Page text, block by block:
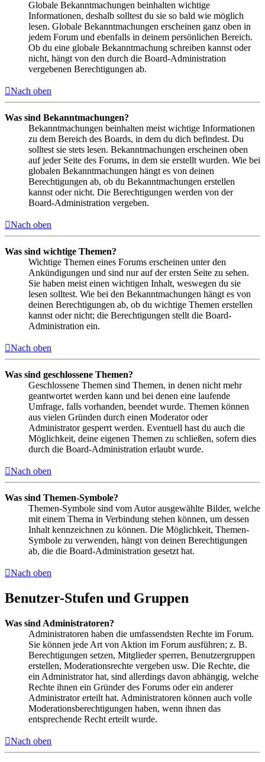
Globale Bekanntmachungen beinhalten wichtige
Informationen, deshalb solltest du sie so bald wie möglich
lesen. Globale Bekanntmachungen erscheinen ganz oben in
jedem Forum und ebenfalls in deinem persönlichen Bereich.
Ob du eine globale Bekanntmachung schreiben kannst oder
nicht, hängt von den durch die Board-Administration
vergebenen Berechtigungen ab.
Nach oben
Was sind Bekanntmachungen?
Bekanntmachungen beinhalten meist wichtige Informationen
zu dem Bereich des Boards, in dem du dich befindest. Du
solltest sie stets lesen. Bekanntmachungen erscheinen oben
auf jeder Seite des Forums, in dem sie erstellt wurden. Wie bei
globalen Bekanntmachungen hängt es von deinen
Berechtigungen ab, ob du Bekanntmachungen erstellen
kannst oder nicht. Die Berechtigungen werden von der
Board-Administration vergeben.
Nach oben
Was sind wichtige Themen?
Wichtige Themen eines Forums erscheinen unter den
Ankündigungen und sind nur auf der ersten Seite zu sehen.
Sie haben meist einen wichtigen Inhalt, weswegen du sie
lesen solltest. Wie bei den Bekanntmachungen hängt es von
deinen Berechtigungen ab, ob du wichtige Themen erstellen
kannst oder nicht; die Berechtigungen stellt die Board-
Administration ein.
Nach oben
Was sind geschlossene Themen?
Geschlossene Themen sind Themen, in denen nicht mehr
geantwortet werden kann und bei denen eine laufende
Umfrage, falls vorhanden, beendet wurde. Themen können
aus vielen Gründen durch einen Moderator oder
Administrator gesperrt werden. Eventuell hast du auch die
Möglichkeit, deine eigenen Themen zu schließen, sofern dies
durch die Board-Administration erlaubt wurde.
Nach oben
Was sind Themen-Symbole?
Themen-Symbole sind vom Autor ausgewählte Bilder, welche
mit einem Thema in Verbindung stehen können, um dessen
Inhalt kennzeichnen zu können. Die Möglichkeit, Themen-
Symbole zu verwenden, hängt von deinen Berechtigungen
ab, die die Board-Administration gesetzt hat.
Nach oben
Benutzer-Stufen und Gruppen
Was sind Administratoren?
Administratoren haben die umfassendsten Rechte im Forum.
Sie können jede Art von Aktion im Forum ausführen; z. B.
Berechtigungen setzen, Mitglieder sperren, Benutzergruppen
erstellen, Moderationsrechte vergeben usw. Die Rechte, die
ein Administrator hat, sind allerdings davon abhängig, welche
Rechte ihnen ein Gründer des Forums oder ein anderer
Administrator erteilt hat. Administratoren können auch volle
Moderationsberechtigungen haben, wenn ihnen das
entsprechende Recht erteilt wurde.
Nach oben